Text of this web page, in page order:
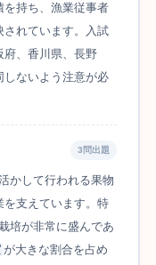
を持ち、漁業従事者
されています。入試
府、香川県、長野
しないよう注意が必
3問出題
かして行われる果物
を支えています。特
培が非常に盛んであ
が大きな割合を占め